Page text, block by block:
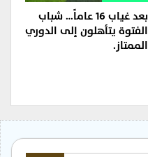
بعد غياب 16 عاماً… شباب
الفتوة يتأهلون إلى الدوري
الممتاز.